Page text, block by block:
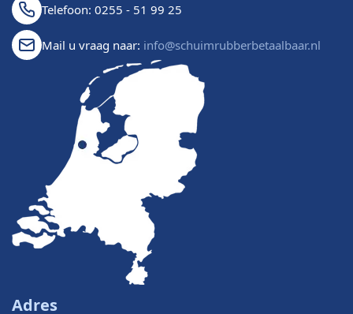
Telefoon: 0255 - 51 99 25
Mail u vraag naar: info@schuimrubberbetaalbaar.nl
Adres